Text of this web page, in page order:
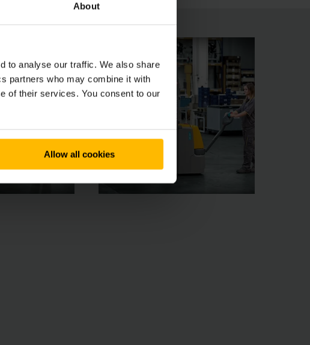
About
to analyse our traffic. We also share
partners who may combine it with
of their services. You consent to our
Allow all cookies